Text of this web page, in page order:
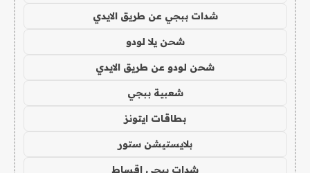
شدات ببجي عن طريق الايدي
شحن يلا لودو
شحن لودو عن طريق الايدي
شعبية ببجي
بطاقات ايتونز
بلايستيشن ستور
شدات ببجي اقساط